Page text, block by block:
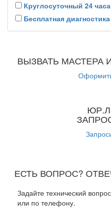
Круглосуточный 24 часа
Бесплатная диагностика
ВЫЗВАТЬ МАСТЕРА
ЕСТЬ ВОПРОС?
Задайте технический
или по телефону.